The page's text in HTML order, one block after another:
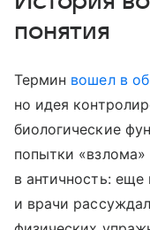
понятия
Термин вошел в
но идея
биологические
попытки
в античность:
и врачи